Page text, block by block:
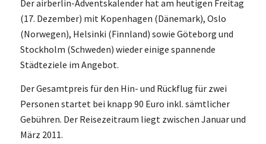
Der airberlin-Adventskalender hat am heutigen Freitag
(17. Dezember) mit Kopenhagen (Dänemark), Oslo
(Norwegen), Helsinki (Finnland) sowie Göteborg und
Stockholm (Schweden) wieder einige spannende
Städteziele im Angebot.
Der Gesamtpreis für den Hin- und Rückflug für zwei
Personen startet bei knapp 90 Euro inkl. sämtlicher
Gebühren. Der Reisezeitraum liegt zwischen Januar und
März 2011.